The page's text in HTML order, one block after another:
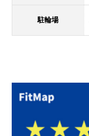
駐輪場